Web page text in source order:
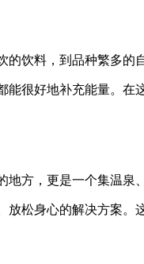
饮料，到品种繁多的
很好地补充能量。在
方，更是一个集温泉
松身心的解决方案。